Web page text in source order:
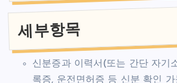
세부항목
신분증과 이력서(또는 간단 자기
록증, 운전면허증 등 신분 확인